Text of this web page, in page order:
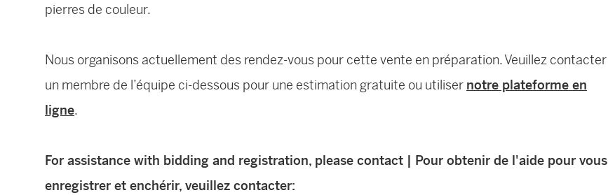
pierres de couleur.
Nous organisons actuellement des rendez-vous pour cette vente en préparation. Veuillez contacter
un membre de l’équipe ci-dessous pour une estimation gratuite ou utiliser notre plateforme en
ligne.
For assistance with bidding and registration, please contact | Pour obtenir de l'aide pour vous
enregistrer et enchérir, veuillez contacter: